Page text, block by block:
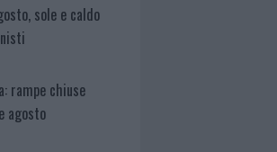
sole e caldo
rampe chiuse
agosto